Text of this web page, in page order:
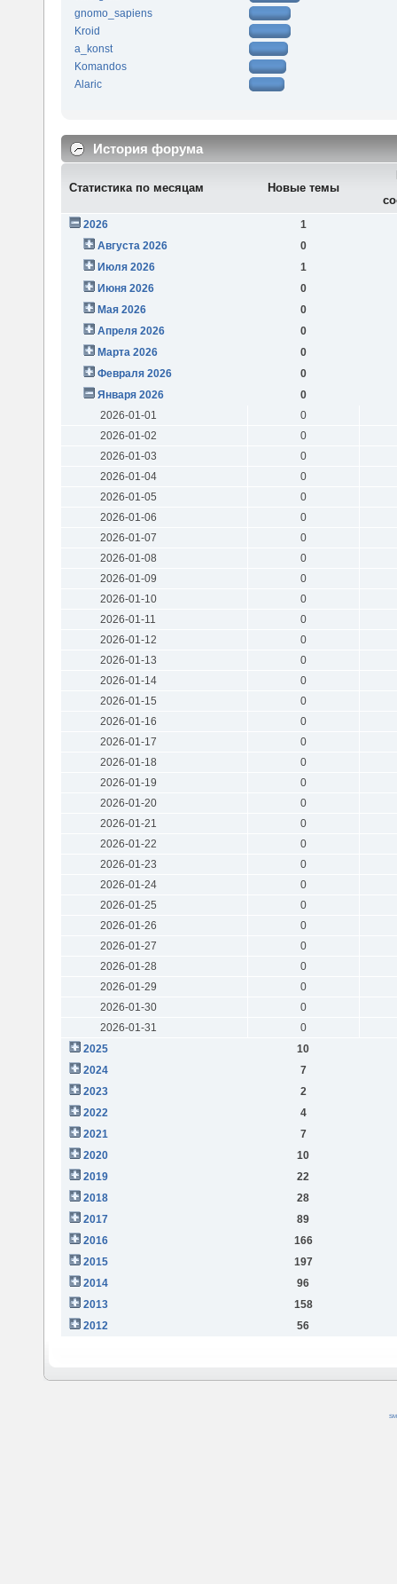
gnomo_sapiens
Kroid
a_konst
Komandos
Alaric
История форума
Статистика по месяцам Новые темы
2026
1
Августа 2026
0
Июля 2026
1
Июня 2026
0
Мая 2026
0
Апреля 2026
0
Марта 2026
0
Февраля 2026
0
Января 2026
0
2026-01-01
0
2026-01-02
0
2026-01-03
0
2026-01-04
0
2026-01-05
0
2026-01-06
0
2026-01-07
0
2026-01-08
0
2026-01-09
0
2026-01-10
0
2026-01-11
0
2026-01-12
0
2026-01-13
0
2026-01-14
0
2026-01-15
0
2026-01-16
0
2026-01-17
0
2026-01-18
0
2026-01-19
0
2026-01-20
0
2026-01-21
0
2026-01-22
0
2026-01-23
0
2026-01-24
0
2026-01-25
0
2026-01-26
0
2026-01-27
0
2026-01-28
0
2026-01-29
0
2026-01-30
0
2026-01-31
0
2025
10
2024
7
2023
2
2022
4
2021
7
2020
10
2019
22
2018
28
2017
89
2016
166
2015
197
2014
96
2013
158
2012
56